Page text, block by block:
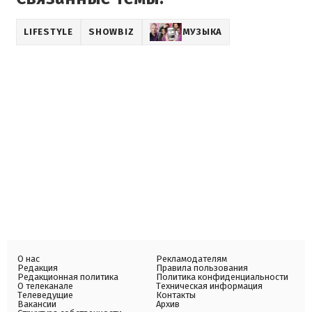
LIFESTYLE SHOWBIZ МУЗЫКА
О нас
Редакция
Редакционная политика
О телеканале
Телеведущие
Вакансии
Рекламодателям
Правила пользования
Политика конфиденциальности
Техническая информация
Контакты
Архив